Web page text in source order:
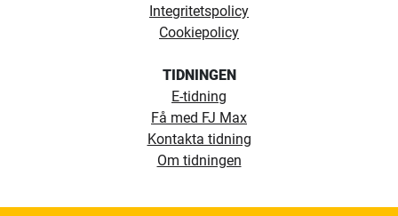
Integritetspolicy
Cookiepolicy
TIDNINGEN
E-tidning
Få med FJ Max
Kontakta tidning
Om tidningen